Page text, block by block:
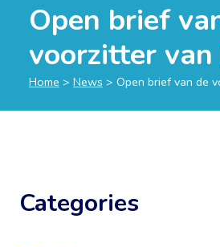
Open brief
voorzitter van
Home > News > Open brief van de
Categories